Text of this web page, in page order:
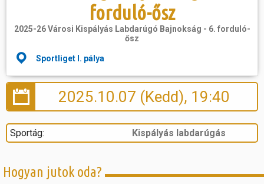
forduló-ősz
2025-26 Városi Kispályás Labdarúgó Bajnokság - 6. forduló-
ősz
Sportliget I. pálya
2025.10.07 (Kedd), 19:40
Sportág: Kispályás labdarúgás
Hogyan jutok oda?